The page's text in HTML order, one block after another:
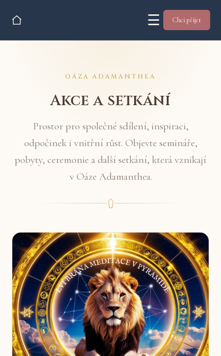
☰ Chci přijet
OÁZA ADAMANTHEA
Akce a setkání
Prostor pro společné sdílení, inspiraci,
odpočinek i vnitřní růst. Objevte semináře,
pobyty, ceremonie a další setkání, která vznikají
v Oáze Adamanthea.